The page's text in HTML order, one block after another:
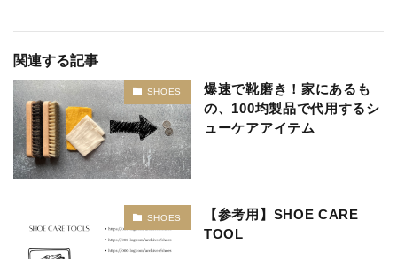
関連する記事
SHOES
爆速で靴磨き！家にあるも
の、100均製品で代用するシ
ューケアアイテム
SHOES
【参考用】SHOE CARE
TOOL